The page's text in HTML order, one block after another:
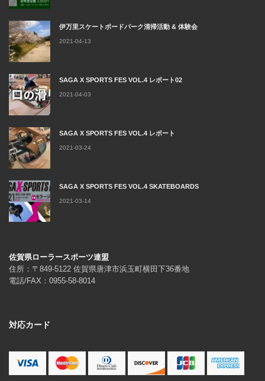
伊万里スケートボードパーク清掃活動 & 体験会
2021-04-13
SAGA X SPORTS FES VOL.4 レポート02
2021-04-03
SAGA X SPORTS FES VOL.4 レポート
2021-03-24
SAGA X SPORTS FES VOL.4 SKATEBOARDS
2021-03-14
佐賀県ローラースポーツ連盟
住所：〒849-5122 佐賀県唐津市浜玉町横田下36番地
電話/FAX：0955-58-8014
対応カード